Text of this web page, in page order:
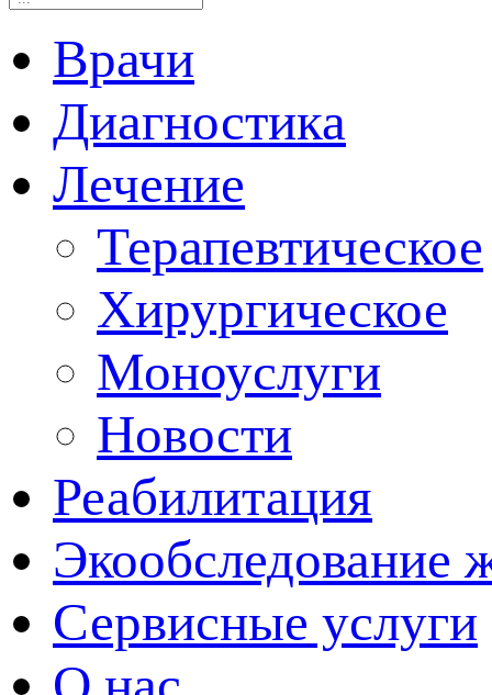
Врачи
Диагностика
Лечение
Терапевтическое
Хирургическое
Моноуслуги
Новости
Реабилитация
Экообследование
Сервисные услуги